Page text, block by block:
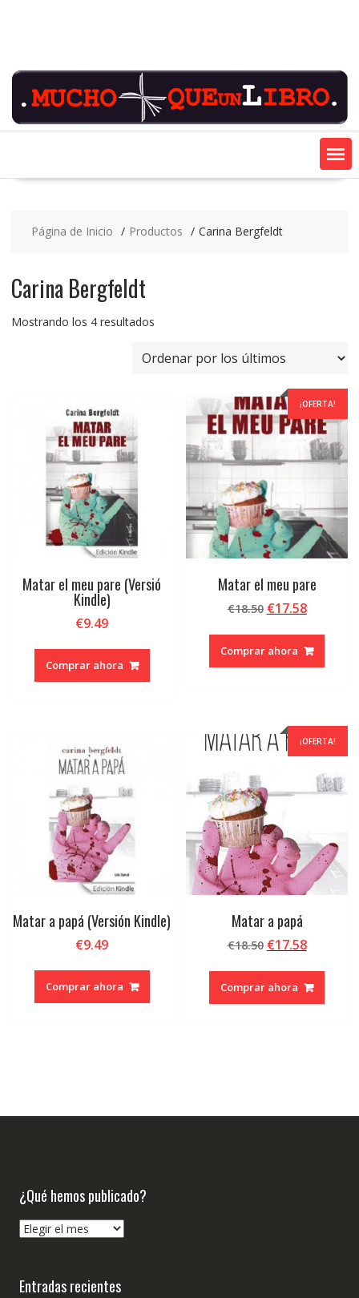
Página de Inicio Productos Carina Bergfeldt
Carina Bergfeldt
Mostrando los 4 resultadosOrdenado
los
Matar el meu pare (Versió
Kindle)
€9.49
Comprar ahora
¡OFERTA!
Matar el meu pare
€18.50 El
original
era:
€17.58El
actual
es:
Comprar ahora
Matar a papá (Versión Kindle)
€9.49
Comprar ahora
¡OFERTA!
Matar a papá
€18.50 El
original
era:
€17.58El
actual
es:
Comprar ahora
¿Qué hemos publicado?
¿Qué
Entradas recientes